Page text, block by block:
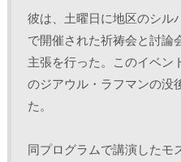
ま
す
)
彼は、土曜日に地区のシル
で開催された祈祷会と討論
主張を行った。このイベン
のジアウル・ラフマンの没
た。
同プログラムで講演したモ